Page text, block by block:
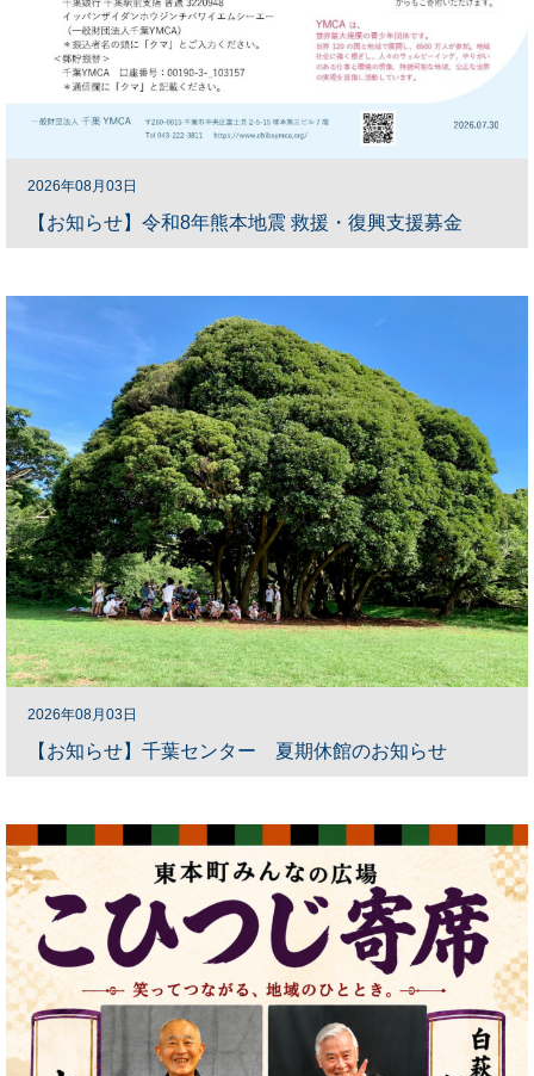
2026年08月03日
【お知らせ】令和8年熊本地震 救援・復興支援募金
2026年08月03日
【お知らせ】千葉センター 夏期休館のお知らせ